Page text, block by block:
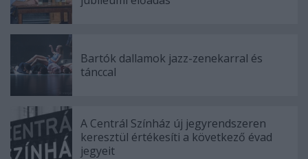
Bartók dallamok jazz-zenekarral és
tánccal
A Centrál Színház új jegyrendszeren
keresztül értékesíti a következő évad
jegyeit